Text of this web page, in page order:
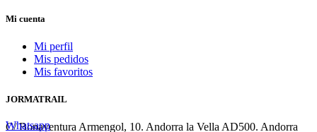
Whatsapp
Mi cuenta
Mi perfil
Mis pedidos
Mis favoritos
JORMATRAIL
C/ Bonaventura Armengol, 10. Andorra la Vella AD500. Andorra